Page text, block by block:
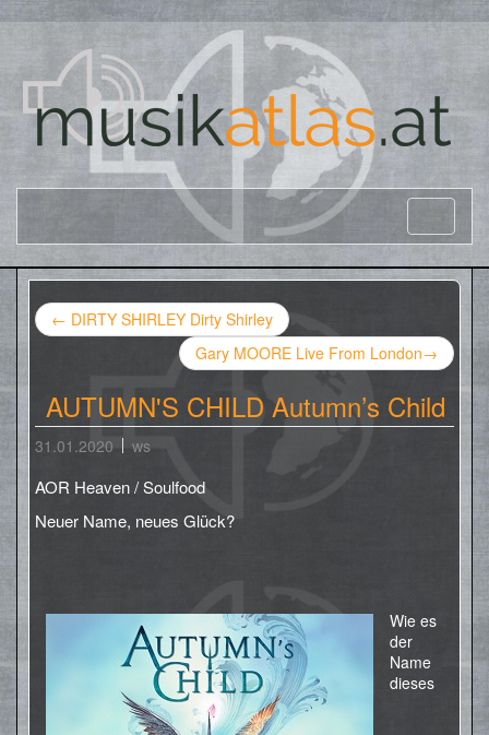
← DIRTY SHIRLEY Dirty Shirley
Gary MOORE Live From London→
AUTUMN'S CHILD Autumn’s Child
31.01.2020 ws
AOR Heaven / Soulfood
Neuer Name, neues Glück?
Wie es
der
Name
dieses